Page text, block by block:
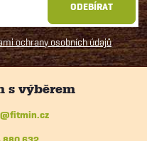
ochrany osobních údajů
ODEBÍRAT
@fitmin.cz